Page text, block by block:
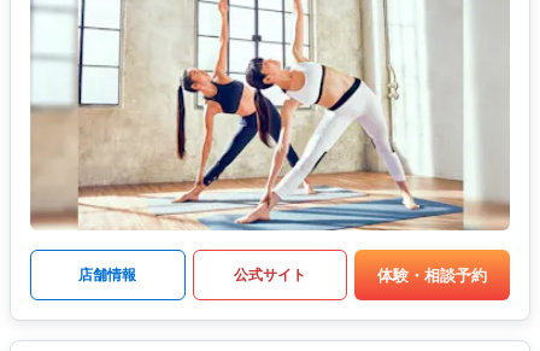
店舗情報 公式サイト 体験・相談予約